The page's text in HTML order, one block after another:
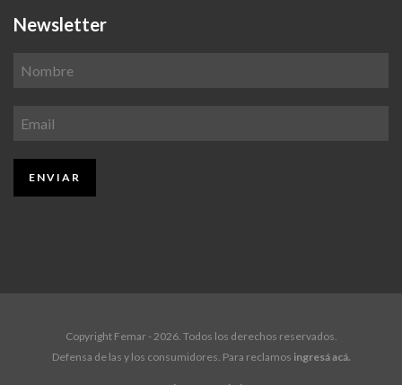
Newsletter
Copyright Femar - 2026. Todos los derechos reservados.
Defensa de las y los consumidores. Para reclamos ingresá acá.